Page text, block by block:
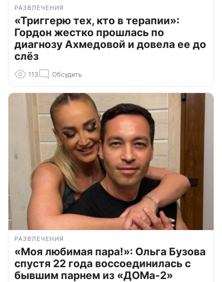
РАЗВЛЕЧЕНИЯ
«Триггерю тех, кто в терапии»:
Гордон жестко прошлась по
диагнозу Ахмедовой и довела ее до
слёз
113 Обсудить
РАЗВЛЕЧЕНИЯ
«Моя любимая пара!»: Ольга Бузова
спустя 22 года воссоединилась с
бывшим парнем из «ДОМа-2»